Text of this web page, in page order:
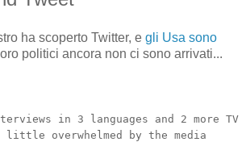
ha scoperto Twitter, e gli Usa sono
politici ancora non ci sono arrivati...
in 3 languages and 2 more TV
little overwhelmed by the media